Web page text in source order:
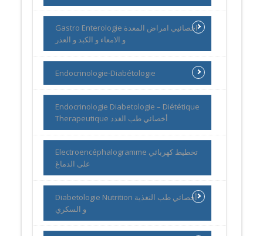
Gastro Enterologie اخصائيي امراض المعدة
و الامعاء و الكبد و العذر
Endocrinologie-Diabétologie
Endocrinologie Diabetologie – Diététique
Therapeutique أخصائي طب الغدد
Electroencéphalogramme تخطيط كهربائي
على الدماغ
Diabetologie Nutrition أخصائي طب التغذية
و السكري